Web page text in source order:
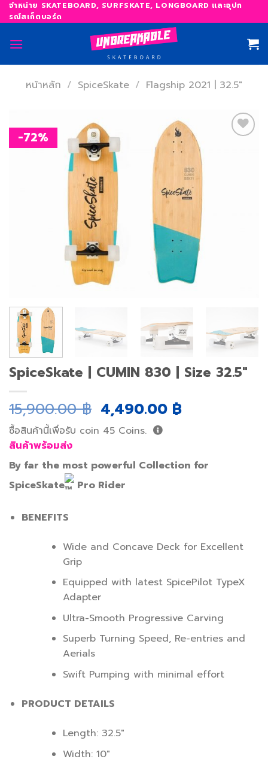
Skip
to
content
จำหน่าย SKATEBOARD, SURFSKATE, LONGBOARD และอุปก
รณ์สเก็ตบอร์ด
หน้าหลัก / SpiceSkate / Flagship 2021 | 32.5"
-72%
SpiceSkate | CUMIN 830 | Size 32.5″
15,900.00฿ Original
price
was:
4,490.00 ฿Current
ซื้อสินค้านี้เพื่อรับ coin 45 Coins.
สินค้าพร้อมส่ง
By far the most powerful Collection for
SpiceSkate
Pro Rider
BENEFITS
Wide and Concave Deck for Excellent
Grip
Equipped with latest SpicePilot TypeX
Adapter
Ultra-Smooth Progressive Carving
Superb Turning Speed, Re-entries and
Aerials
Swift Pumping with minimal effort
PRODUCT DETAILS
Length: 32.5″
Width: 10″